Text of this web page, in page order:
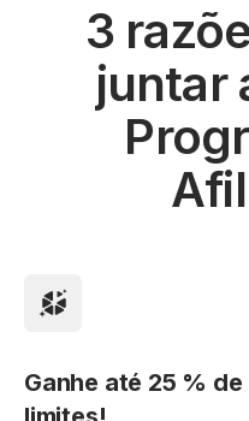
3
juntar
Ganhe até 25 %